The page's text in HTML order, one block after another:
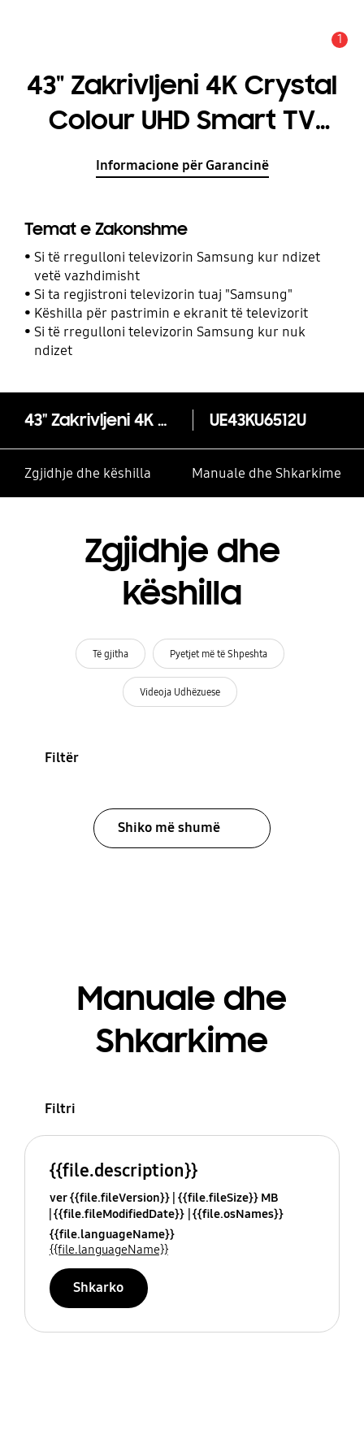
1
43" Zakrivljeni 4K Crystal
Colour UHD Smart TV
KU6512 Serija 6
Informacione për Garancinë
Temat e Zakonshme
Si të rregulloni televizorin Samsung kur ndizet
vetë vazhdimisht
Si ta regjistroni televizorin tuaj "Samsung"
Këshilla për pastrimin e ekranit të televizorit
Si të rregulloni televizorin Samsung kur nuk
ndizet
43" Zakrivljeni 4K Crystal Colour UHD Smart TV KU6512 Serija 6 UE43KU6512U
Zgjidhje dhe këshilla Manuale dhe Shkarkime
Zgjidhje dhe
këshilla
Të gjitha Pyetjet më të Shpeshta
Videoja Udhëzuese
Filtër
Shiko më shumë
Manuale dhe
Shkarkime
Filtri
{{file.description}}
ver {{file.fileVersion}} {{file.fileSize}} MB
{{file.fileModifiedDate}} {{file.osNames}}
{{file.languageName}}
{{file.languageName}}
Shkarko